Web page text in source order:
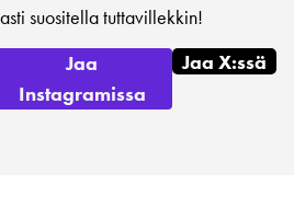
suositella tuttavillekkin!
Jaa
Instagramissa
Jaa X:ssä